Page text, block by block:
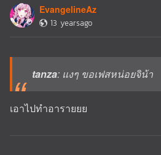
EvangelineAz
13 yearsago
tanza: แงๆ ขอเฟสหน่อยจิน้า
เอาไปทำอารายยย